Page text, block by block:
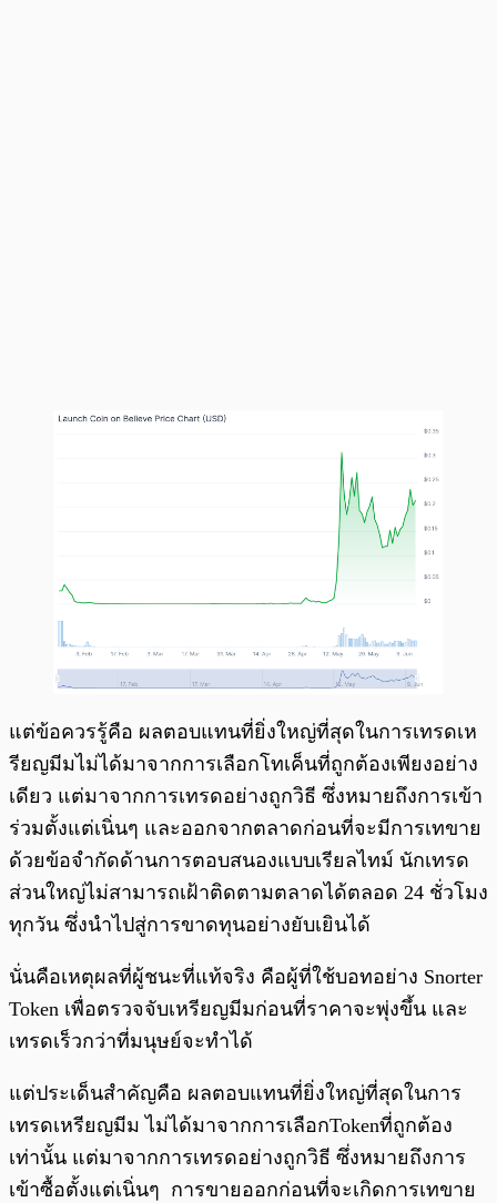
แต่ข้อควรรู้คือ ผลตอบแทนที่ยิ่งใหญ่ที่สุดในการเทรดเห
รียญมีมไม่ได้มาจากการเลือกโทเค็นที่ถูกต้องเพียงอย่าง
เดียว แต่มาจากการเทรดอย่างถูกวิธี ซึ่งหมายถึงการเข้า
ร่วมตั้งแต่เนิ่นๆ และออกจากตลาดก่อนที่จะมีการเทขาย
ด้วยข้อจำกัดด้านการตอบสนองแบบเรียลไทม์ นักเทรด
ส่วนใหญ่ไม่สามารถเฝ้าติดตามตลาดได้ตลอด 24 ชั่วโมง
ทุกวัน ซึ่งนำไปสู่การขาดทุนอย่างยับเยินได้
นั่นคือเหตุผลที่ผู้ชนะที่แท้จริง คือผู้ที่ใช้บอทอย่าง Snorter
Token เพื่อตรวจจับเหรียญมีมก่อนที่ราคาจะพุ่งขึ้น และ
เทรดเร็วกว่าที่มนุษย์จะทำได้
แต่ประเด็นสำคัญคือ ผลตอบแทนที่ยิ่งใหญ่ที่สุดในการ
เทรดเหรียญมีม ไม่ได้มาจากการเลือกTokenที่ถูกต้อง
เท่านั้น แต่มาจากการเทรดอย่างถูกวิธี ซึ่งหมายถึงการ
เข้าซื้อตั้งแต่เนิ่นๆ การขายออกก่อนที่จะเกิดการเทขาย